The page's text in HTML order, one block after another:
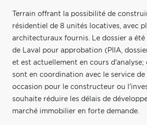
Terrain offrant la possibilité de
résidentiel de 8 unités locatives, avec
architecturaux fournis. Le dossier a été
de Laval pour approbation (PIIA,
et est actuellement en cours d'analyse;
sont en coordination avec le service de
occasion pour le constructeur ou
souhaite réduire les délais de
marché immobilier en forte demande.